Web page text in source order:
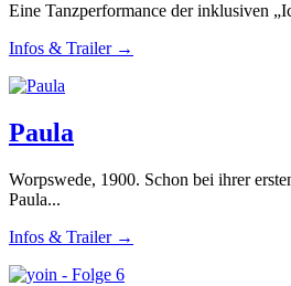
Eine Tanzperformance der inklusiven
Infos & Trailer →
Paula
Worpswede, 1900. Schon bei ihrer
Paula...
Infos & Trailer →